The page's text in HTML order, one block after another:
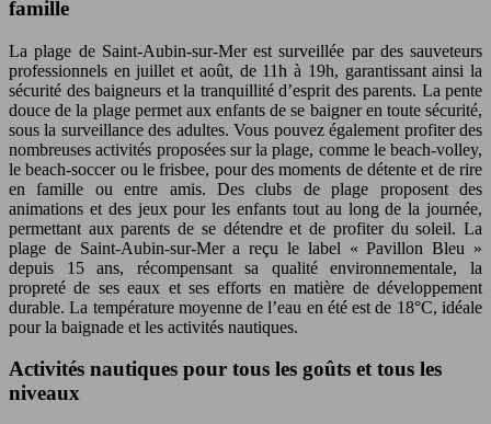
famille
La plage de Saint-Aubin-sur-Mer est surveillée par des sauveteurs
professionnels en juillet et août, de 11h à 19h, garantissant ainsi la
sécurité des baigneurs et la tranquillité d’esprit des parents. La pente
douce de la plage permet aux enfants de se baigner en toute sécurité,
sous la surveillance des adultes. Vous pouvez également profiter des
nombreuses activités proposées sur la plage, comme le beach-volley,
le beach-soccer ou le frisbee, pour des moments de détente et de rire
en famille ou entre amis. Des clubs de plage proposent des
animations et des jeux pour les enfants tout au long de la journée,
permettant aux parents de se détendre et de profiter du soleil. La
plage de Saint-Aubin-sur-Mer a reçu le label « Pavillon Bleu »
depuis 15 ans, récompensant sa qualité environnementale, la
propreté de ses eaux et ses efforts en matière de développement
durable. La température moyenne de l’eau en été est de 18°C, idéale
pour la baignade et les activités nautiques.
Activités nautiques pour tous les goûts et tous les
niveaux